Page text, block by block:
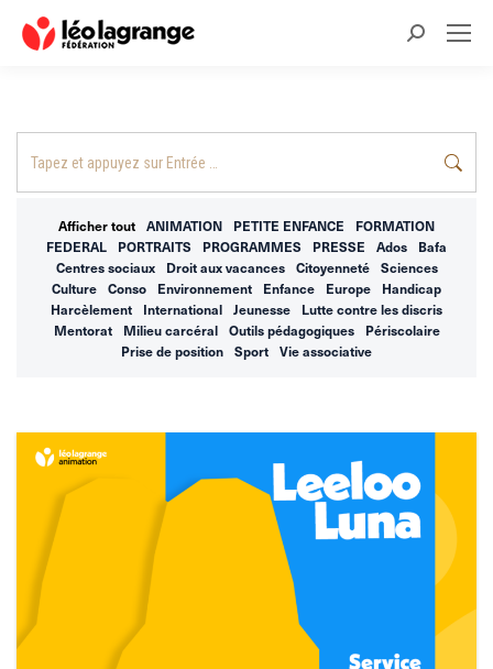
Recherche
Afficher tout ANIMATION PETITE ENFANCE
FORMATION
FEDERAL
PORTRAITS PROGRAMMES PRESSE Ados
Bafa
Centres sociaux
Droit aux vacances Citoyenneté
Sciences
Culture
Conso Environnement Enfance Europe
Handicap
Harcèlement
International Jeunesse
Lutte contre les discris
Mentorat
Milieu carcéral Outils pédagogiques
Périscolaire
Prise de position
Sport Vie associative